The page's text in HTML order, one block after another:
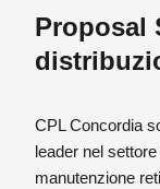
Proposal
CPL Concordia
leader nel
manutenzione